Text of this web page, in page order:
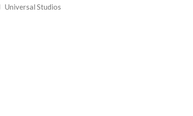
Universal Studios